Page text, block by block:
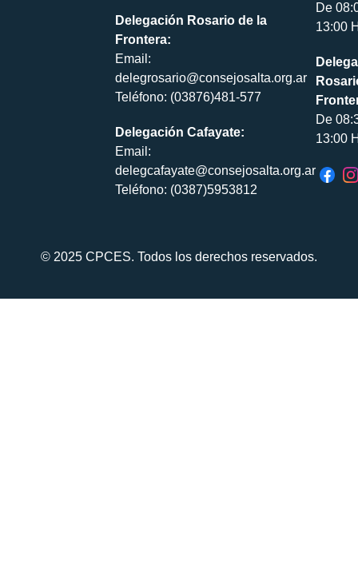
Delegación Rosario de la
Frontera:
Email:
delegrosario@consejosalta.org.ar
Teléfono: (03876)481-577
Delegación Cafayate:
Email:
delegcafayate@consejosalta.org.ar
Teléfono: (0387)5953812
De
13:00
De
13:00
© 2025 CPCES. Todos los derechos reservados.